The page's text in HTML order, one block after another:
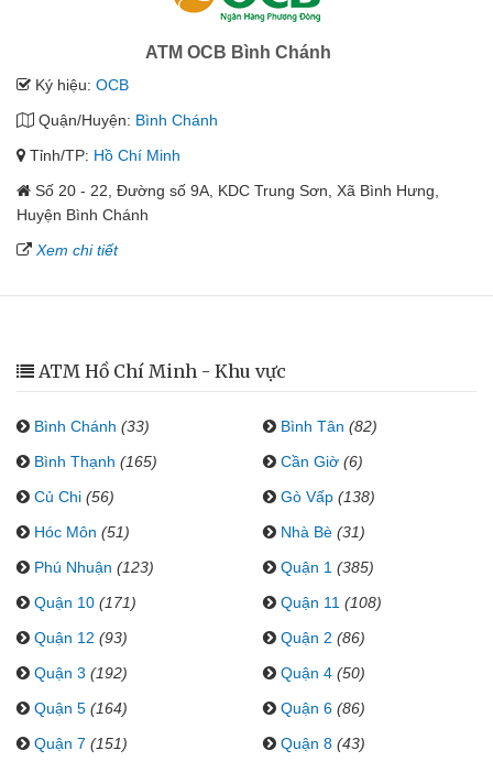
ATM OCB Bình Chánh
Ký hiệu: OCB
Quận/Huyện: Bình Chánh
Tỉnh/TP: Hồ Chí Minh
Số 20 - 22, Đường số 9A, KDC Trung Sơn, Xã Bình Hưng,
Huyện Bình Chánh
Xem chi tiết
ATM Hồ Chí Minh - Khu vực
Bình Chánh (33) Bình Tân (82)
Bình Thạnh (165) Cần Giờ (6)
Củ Chi (56) Gò Vấp (138)
Hóc Môn (51) Nhà Bè (31)
Phú Nhuận (123) Quận 1 (385)
Quận 10 (171) Quận 11 (108)
Quận 12 (93) Quận 2 (86)
Quận 3 (192) Quận 4 (50)
Quận 5 (164) Quận 6 (86)
Quận 7 (151) Quận 8 (43)